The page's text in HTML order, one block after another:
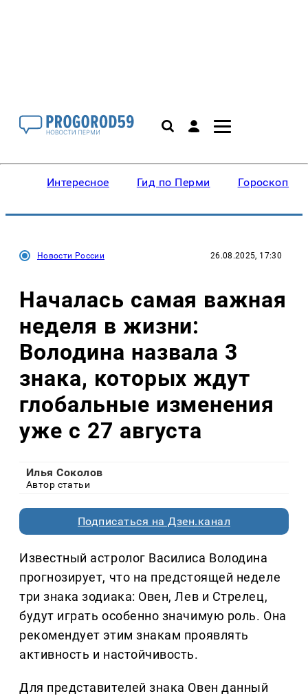
Интересное Гид по Перми Гороскопы
Новости России 26.08.2025, 17:30
Началась самая важная
неделя в жизни:
Володина назвала 3
знака, которых ждут
глобальные изменения
уже с 27 августа
Илья Соколов
Автор статьи
Подписаться на Дзен.канал
Известный астролог Василиса Володина
прогнозирует, что на предстоящей неделе
три знака зодиака: Овен, Лев и Стрелец,
будут играть особенно значимую роль. Она
рекомендует этим знакам проявлять
активность и настойчивость.
Для представителей знака Овен данный